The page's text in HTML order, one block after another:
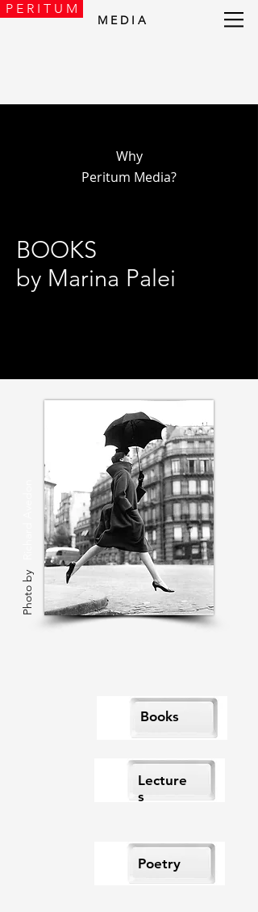
P E R I T U M
M E D I A
Why
Peritum Media?
BOOKS
by Marina Palei
Photo by
Books
Lecture
s
Poetry